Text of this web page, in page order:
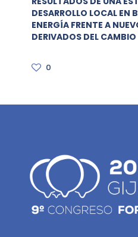
DESARROLLO LOCAL EN
ENERGÍA FRENTE A
DERIVADOS DEL
0